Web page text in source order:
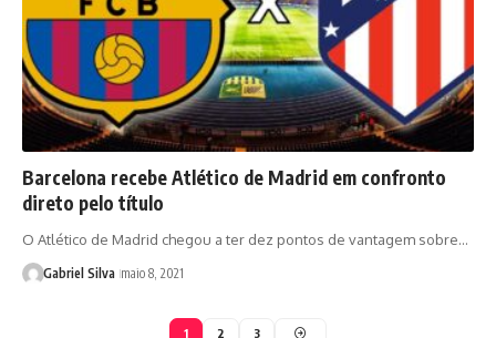
Barcelona recebe Atlético de Madrid em confronto
direto pelo título
O Atlético de Madrid chegou a ter dez pontos de vantagem sobre…
Gabriel Silva maio 8, 2021
1 2 3